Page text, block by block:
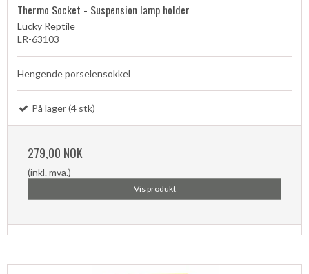
Thermo Socket - Suspension lamp holder
Lucky Reptile
LR-63103
Hengende porselensokkel
På lager (4 stk)
279,00 NOK
(inkl. mva.)
Vis produkt